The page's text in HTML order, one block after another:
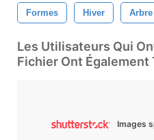
Formes Hiver Arbre
Les Utilisateurs Qui
Fichier Ont Également
Images